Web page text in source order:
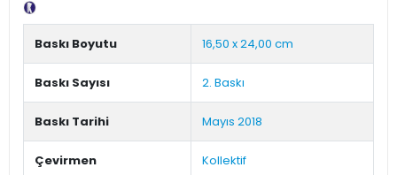
Baskı Boyutu 16,50 x 24,00 cm
Baskı Sayısı 2. Baskı
Baskı Tarihi Mayıs 2018
Çevirmen Kollektif